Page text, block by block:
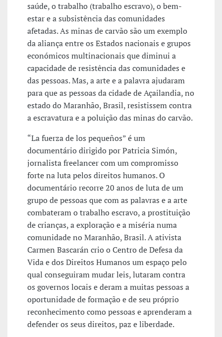
saúde, o trabalho (trabalho escravo), o bem-
estar e a subsistência das comunidades
afetadas. As minas de carvão são um exemplo
da aliança entre os Estados nacionais e grupos
económicos multinacionais que diminui a
capacidade de resistência das comunidades e
das pessoas. Mas, a arte e a palavra ajudaram
para que as pessoas da cidade de Açailandia, no
estado do Maranhão, Brasil, resistissem contra
a escravatura e a poluição das minas do carvão.
“La fuerza de los pequeños” é um
documentário dirigido por Patricia Simón,
jornalista freelancer com um compromisso
forte na luta pelos direitos humanos. O
documentário recorre 20 anos de luta de um
grupo de pessoas que com as palavras e a arte
combateram o trabalho escravo, a prostituição
de crianças, a exploração e a miséria numa
comunidade no Maranhão, Brasil. A ativista
Carmen Bascarán crio o Centro de Defesa da
Vida e dos Direitos Humanos um espaço pelo
qual conseguiram mudar leis, lutaram contra
os governos locais e deram a muitas pessoas a
oportunidade de formação e de seu próprio
reconhecimento como pessoas e aprenderam a
defender os seus direitos, paz e liberdade.